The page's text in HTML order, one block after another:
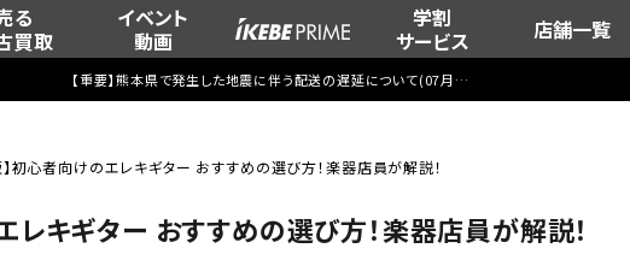
る
買取
イベント
動画
学割
サービス
店舗一覧
【重要】熊本県で発生した地震に伴う配送の遅延について(07月29日
初心者向けのエレキギター おすすめの選び方！楽器店員が解説！
レキギター おすすめの選び方！楽器店員が解説！